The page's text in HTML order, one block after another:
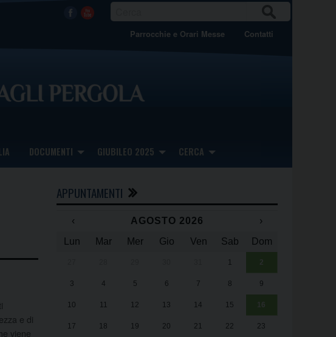
Facebook
Youtube CA
Parrocchie e Orari Messe Contatti
DOCUMENTI GIUBILEO 2025 CERCA
e di
viene
APPUNTAMENTI
‹ AGOSTO 2026
›
Lun
Mar Mer Gio Ven Sab Dom
1 2
3 4 5 6 7 8 9
10 11 12 13 14 15 16
17 18 19 20 21 22 23